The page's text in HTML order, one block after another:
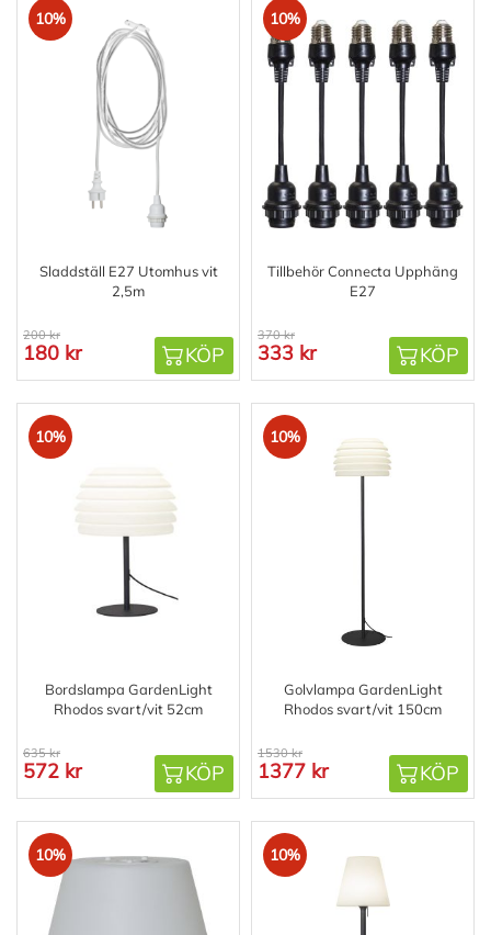
10%
Sladdställ E27 Utomhus vit
2,5m
200 kr
180 kr KÖP
10%
Tillbehör Connecta Upphäng
E27
370 kr
333 kr KÖP
10%
Bordslampa GardenLight
Rhodos svart/vit 52cm
635 kr
572 kr KÖP
10%
Golvlampa GardenLight
Rhodos svart/vit 150cm
1530 kr
1377 kr KÖP
10% 10%